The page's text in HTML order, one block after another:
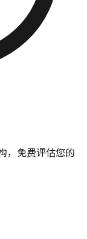
，免费评估您的